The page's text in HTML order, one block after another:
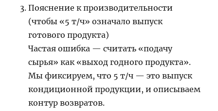
Пояснение к производительности
(чтобы «5 т/ч» означало выпуск
готового продукта)
Частая ошибка — считать «подачу
сырья» как «выход годного продукта».
Мы фиксируем, что 5 т/ч — это выпуск
кондиционной продукции, и описываем
контур возвратов.